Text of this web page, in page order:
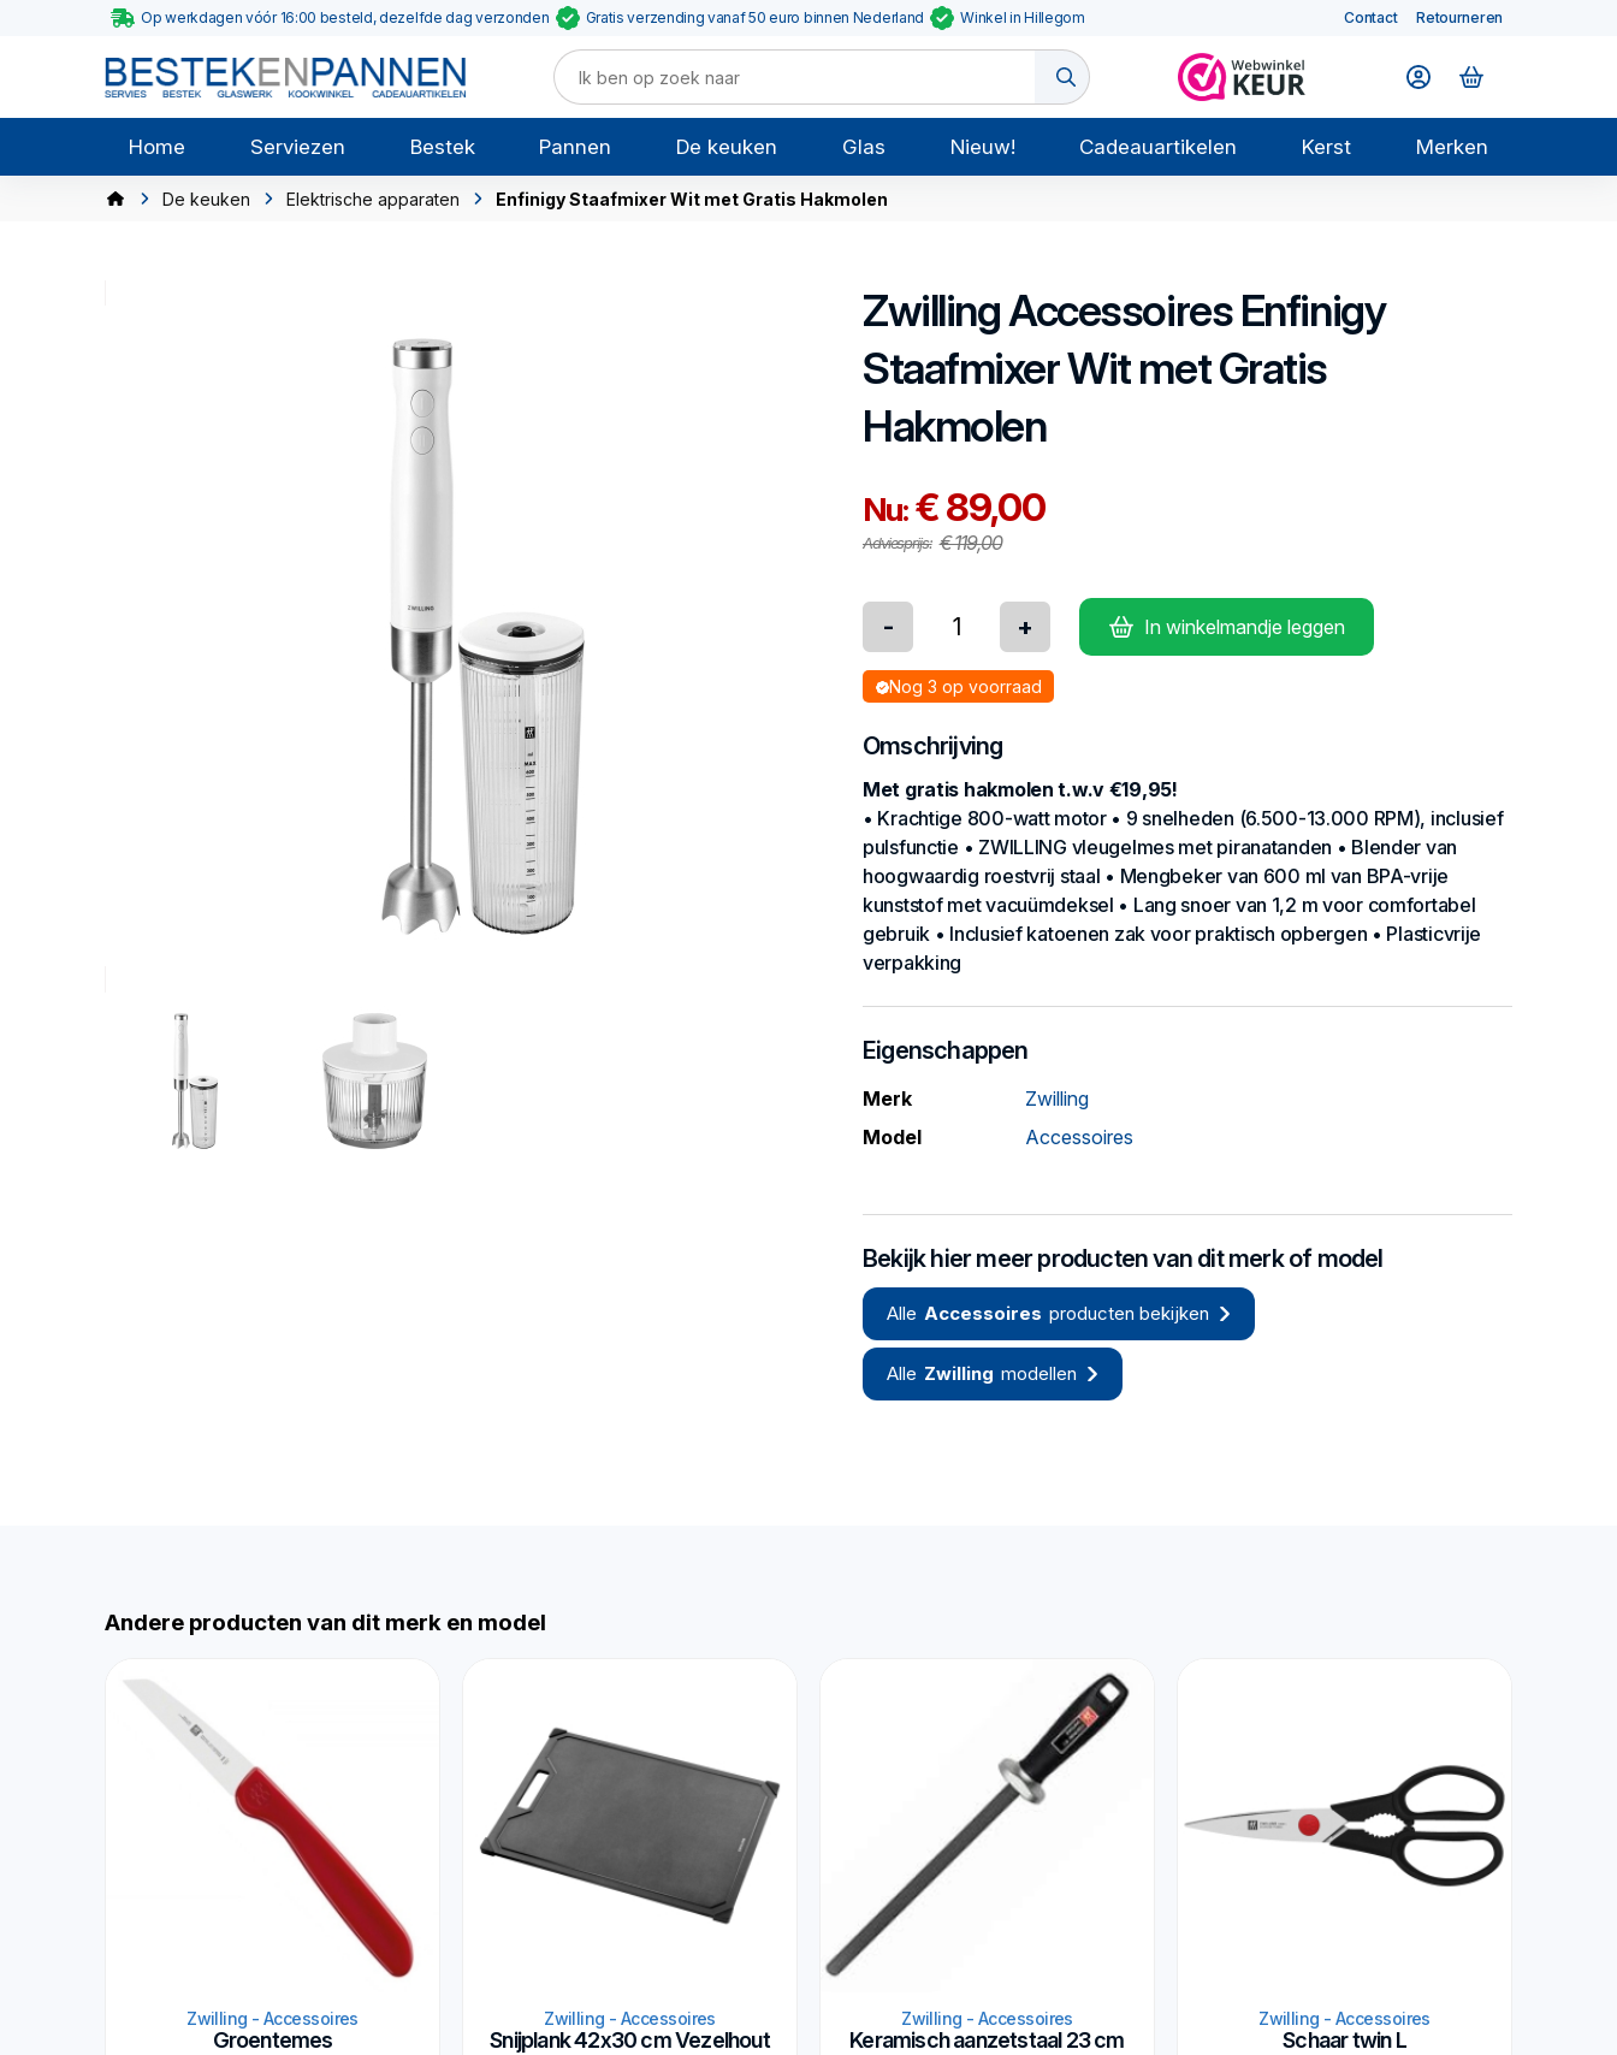
Op werkdagen vóór 16:00 besteld, dezelfde dag verzonden Gratis verzending vanaf 50 euro binnen Nederland Winkel in Hillegom Contact Retourneren
Home Serviezen Bestek Pannen De keuken Glas Nieuw! Cadeauartikelen Kerst Merken
De keuken Elektrische apparaten Enfinigy Staafmixer Wit met Gratis Hakmolen
ZwillingAccessoiresEnfinigy
Staafmixer Wit met Gratis
Hakmolen
Nu:€ 89,00
Adviesprijs: € 119,00
- + In winkelmandje leggen
Nog 3 op voorraad
Omschrijving
Met gratis hakmolen t.w.v €19,95!
• Krachtige 800-watt motor • 9 snelheden (6.500-13.000 RPM), inclusief
pulsfunctie • ZWILLING vleugelmes met piranatanden • Blender van
hoogwaardig roestvrij staal • Mengbeker van 600 ml van BPA-vrije
kunststof met vacuümdeksel • Lang snoer van 1,2 m voor comfortabel
gebruik • Inclusief katoenen zak voor praktisch opbergen • Plasticvrije
verpakking
Eigenschappen
Merk
Zwilling
Model
Accessoires
Bekijk hier meer producten van dit merk of model
Alle Accessoires producten bekijken
Alle Zwilling modellen
Andere producten van dit merk en model
Zwilling - Accessoires
Groentemes
Zwilling - Accessoires
Snijplank 42x30 cm Vezelhout
Zwilling - Accessoires
Keramisch aanzetstaal 23 cm
Zwilling - Accessoires
Schaar twin L